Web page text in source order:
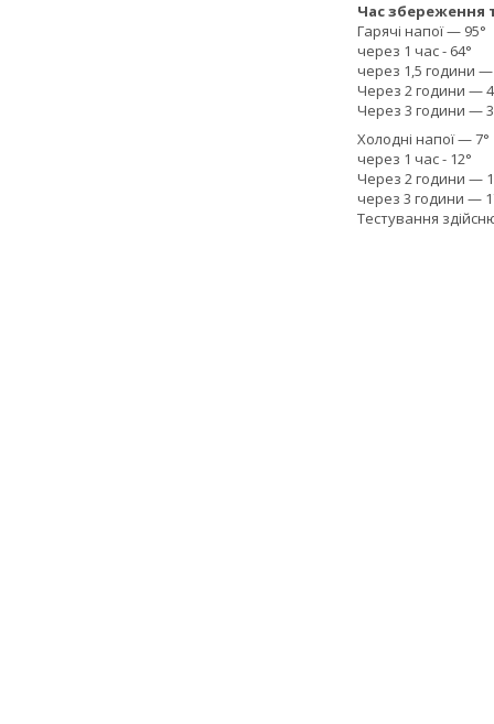
Час збереження
Гарячі напої — 95°
через 1 час - 64°
через 1,5 години —
Через 2 години —
Через 3 години —
Холодні напої — 7°
через 1 час - 12°
Через 2 години —
через 3 години —
Тестування